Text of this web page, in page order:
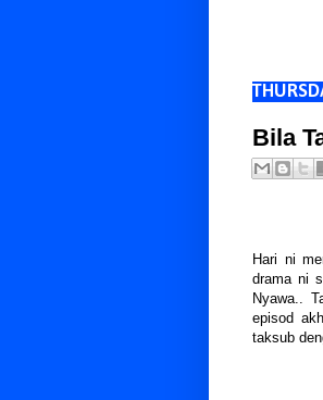
Bila
Hari ni
drama ni
Nyawa..
episod
taksub